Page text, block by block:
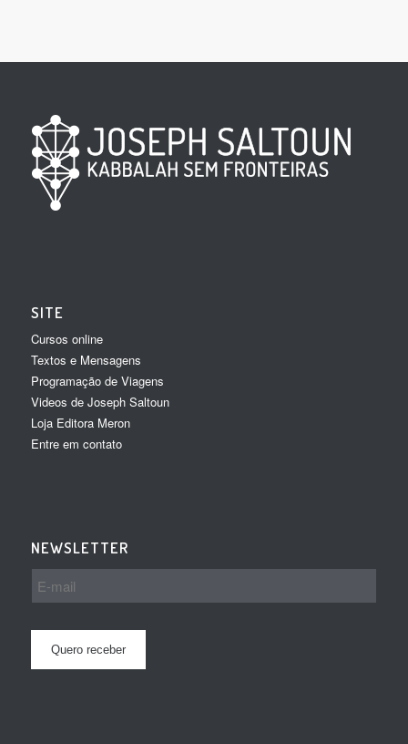
SITE
Cursos online
Textos e Mensagens
Programação de Viagens
Videos de Joseph Saltoun
Loja Editora Meron
Entre em contato
NEWSLETTER